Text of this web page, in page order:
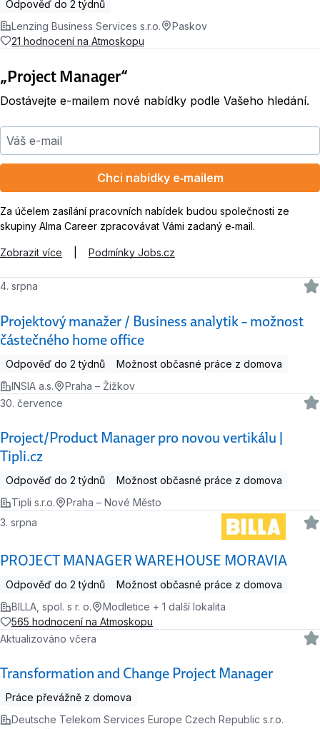
Odpověď do 2 týdnů
Lenzing Business Services s.r.o.
Paskov
21 hodnocení na Atmoskopu
„Project Manager“
Dostávejte e-mailem nové nabídky podle Vašeho hledání.
Váš e-mail
Chci nabídky e‑mailem
Za účelem zasílání pracovních nabídek budou společnosti ze
skupiny Alma Career zpracovávat Vámi zadaný e‑mail.
Zobrazit více Podmínky Jobs.cz
Projektový manažer / Business analytik – možnost
částečného home office
4. srpna
Odpověď do 2 týdnů
Možnost občasné práce z domova
INSIA a.s.
Praha – Žižkov
Project/Product Manager pro novou vertikálu |
Tipli.cz
30. července
Odpověď do 2 týdnů
Možnost občasné práce z domova
Tipli s.r.o.
Praha – Nové Město
PROJECT MANAGER WAREHOUSE MORAVIA
3. srpna
Odpověď do 2 týdnů
Možnost občasné práce z domova
BILLA, spol. s r. o.
Modletice + 1 další lokalita
565 hodnocení na Atmoskopu
Transformation and Change Project Manager
Aktualizováno včera
Práce převážně z domova
Deutsche Telekom Services Europe Czech Republic s.r.o.